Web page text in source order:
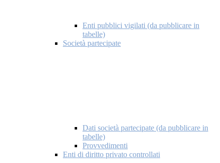
Enti pubblici vigilati (da pubblicare in
tabelle)
Società partecipate
Dati società partecipate (da pubblicare in
tabelle)
Provvedimenti
Enti di diritto privato controllati